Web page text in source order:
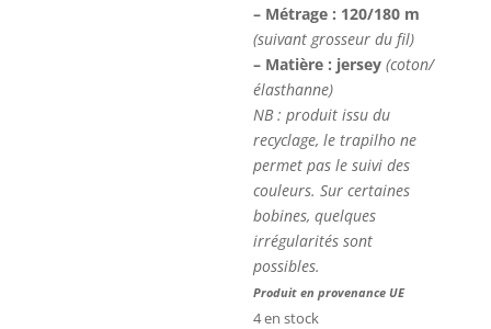
– Métrage : 120/180 m
(suivant grosseur du fil)
– Matière : jersey(coton/
élasthanne)
NB : produit issu du
recyclage, le trapilho ne
permet pas le suivi des
couleurs. Sur certaines
bobines, quelques
irrégularités sont
possibles.
Produit en provenance UE
4 en stock